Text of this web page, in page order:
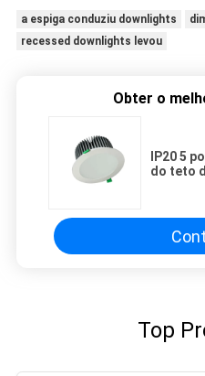
a espiga conduziu downlights
recessed downlights levou
Obter o
IP20 5
do teto
Top